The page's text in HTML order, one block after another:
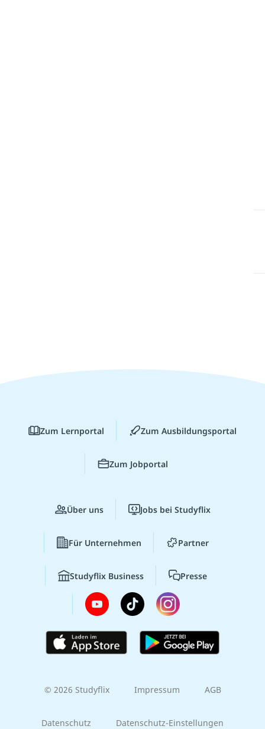
Zum Lernportal Zum Ausbildungsportal
Zum Jobportal
Über uns Jobs bei Studyflix
Für Unternehmen Partner
Studyflix Business Presse
© 2026 Studyflix Impressum AGB
Datenschutz Datenschutz-Einstellungen